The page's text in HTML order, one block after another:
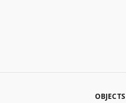
OBJECTS